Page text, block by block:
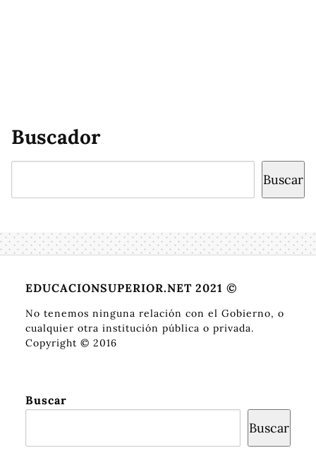
Buscador
Buscar
EDUCACIONSUPERIOR.NET 2021 ©
No tenemos ninguna relación con el Gobierno, o
cualquier otra institución pública o privada.
Copyright © 2016
Buscar
Buscar